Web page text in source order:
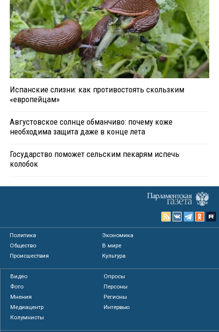
Испанские слизни: как противостоять скользким
«европейцам»
Августовское солнце обманчиво: почему коже
необходима защита даже в конце лета
Государство поможет сельским пекарям испечь
колобок
Политика
Экономика
Общество
В мире
Происшествия
Культура
Видео
Опросы
Фото
Персоны
Мнения
Регионы
Медиацентр
Интервью
Колумнисты